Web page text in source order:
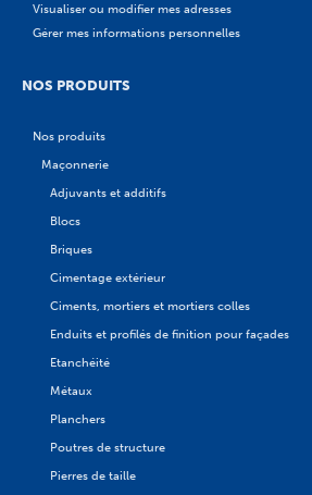
Visualiser ou modifier mes adresses
Gérer mes informations personnelles
NOS PRODUITS
Nos produits
Maçonnerie
Adjuvants et additifs
Blocs
Briques
Cimentage extérieur
Ciments, mortiers et mortiers colles
Enduits et profilés de finition pour façades
Etanchéité
Métaux
Planchers
Poutres de structure
Pierres de taille